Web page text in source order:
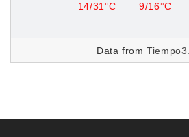
14/31°C 9/16°C
Data from